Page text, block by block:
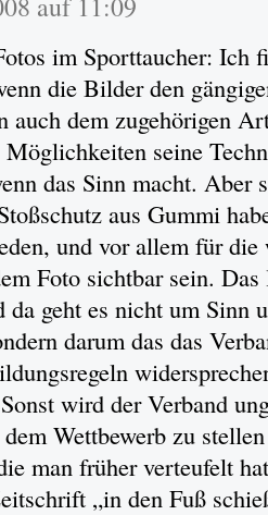
im Sporttaucher: Ich
die Bilder den
auch dem zugehörigen
Möglichkeiten seine
das Sinn macht. Aber
aus Gummi
und vor allem für die
Foto sichtbar sein.
da geht es nicht um Sinn
darum das das
wird der Verband
Wettbewerb zu
man früher verteufelt
„in den Fuß